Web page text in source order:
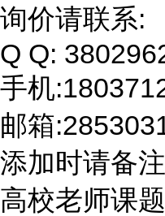
询价请联系:
Q Q:
手机
邮箱
添加时请备
高校老师课